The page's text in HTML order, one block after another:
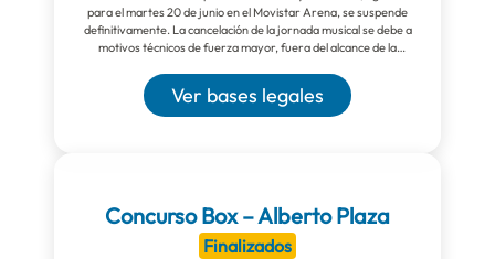
para el martes 20 de junio en el Movistar Arena, se suspende
definitivamente. La cancelación de la jornada musical se debe a
motivos técnicos de fuerza mayor, fuera del alcance de la
Ver bases legales
Concurso Box – Alberto Plaza
Finalizados